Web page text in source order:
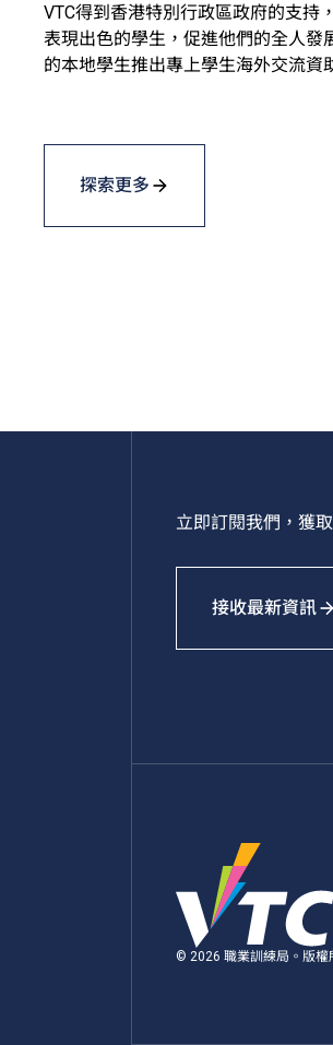
VTC得到香港特別行政區政府的支持
表現出色的學生，促進他們的全人發
的本地學生推出專上學生海外交流資
探索更多
立即訂閱我們，獲
接收最新資訊
© 2026 職業訓練局。版權